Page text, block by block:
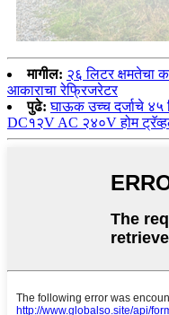
मागील: २६ लिटर क्षमतेचा
आकाराचा रेफ्रिजरेटर
पुढे: घाऊक उच्च दर्जाचे ४५
DC१२V AC २४०V होम